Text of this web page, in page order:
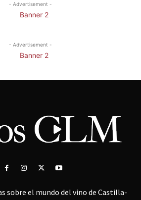
- Advertisement -
- Advertisement -
sobre el mundo del vino de Castilla-